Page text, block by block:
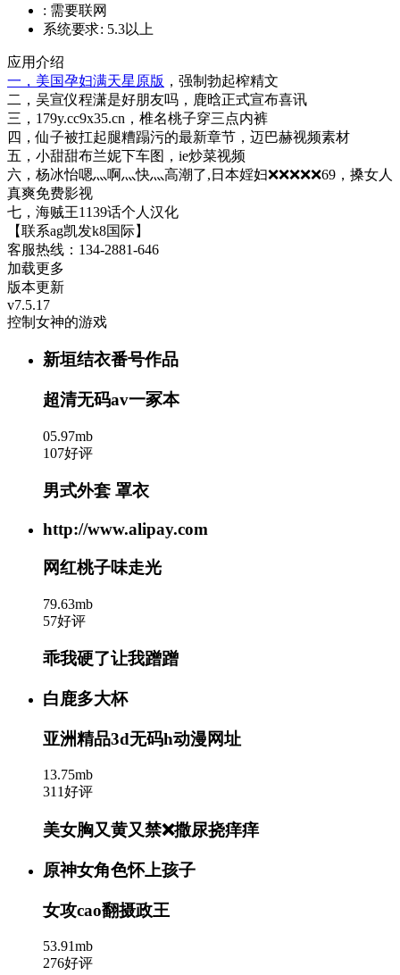
: 需要联网
系统要求: 5.3以上
应用介绍
一，美国孕妇满天星原版 ，强制勃起榨精文
二，吴宣仪程潇是好朋友吗，鹿晗正式宣布喜讯
三，179y.cc9x35.cn，椎名桃子穿三点内裤
四，仙子被扛起腿糟蹋污的最新章节，迈巴赫视频素材
五，小甜甜布兰妮下车图，ie炒菜视频
六，杨冰怡嗯灬啊灬快灬高潮了,日本婬妇❌❌❌❌❌69，搡女人
真爽免费影视
七，海贼王1139话个人汉化
【联系ag凯发k8国际】
客服热线：134-2881-646
加载更多
版本更新
v7.5.17
控制女神的游戏
新垣结衣番号作品
超清无码av一冢本
05.97mb
107好评
男式外套 罩衣
http://www.alipay.com
网红桃子味走光
79.63mb
57好评
乖我硬了让我蹭蹭
白鹿多大杯
亚洲精品3d无码h动漫网址
13.75mb
311好评
美女胸又黄又禁❌撒尿挠痒痒
原神女角色怀上孩子
女攻cao翻摄政王
53.91mb
276好评